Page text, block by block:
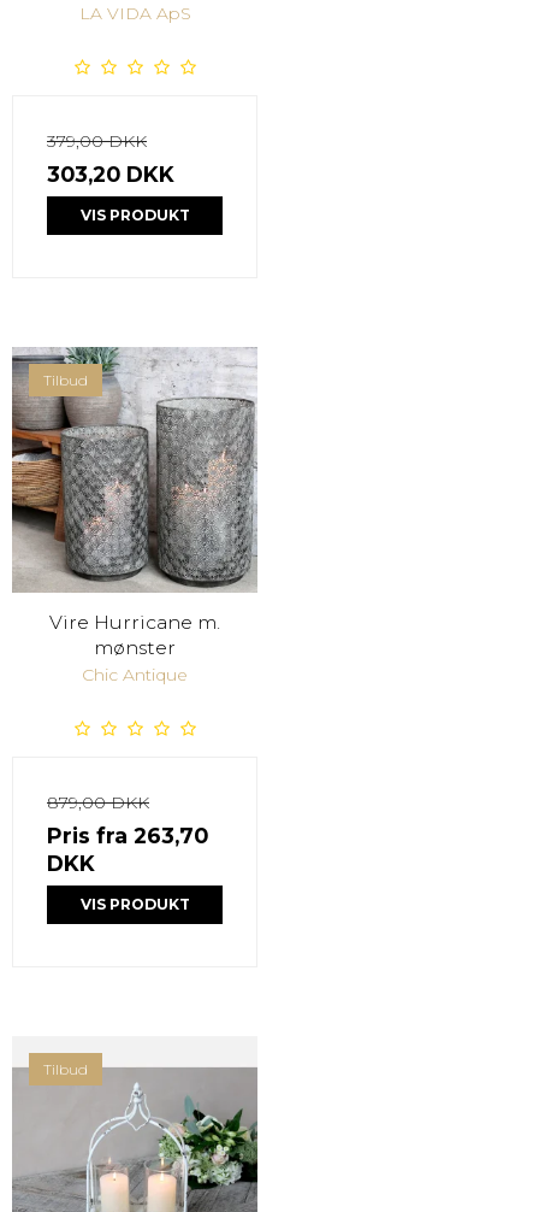
LA VIDA ApS
379,00 DKK
303,20 DKK
VIS PRODUKT
Tilbud
Vire Hurricane m.
mønster
Chic Antique
879,00 DKK
Pris fra 263,70
DKK
VIS PRODUKT
Tilbud